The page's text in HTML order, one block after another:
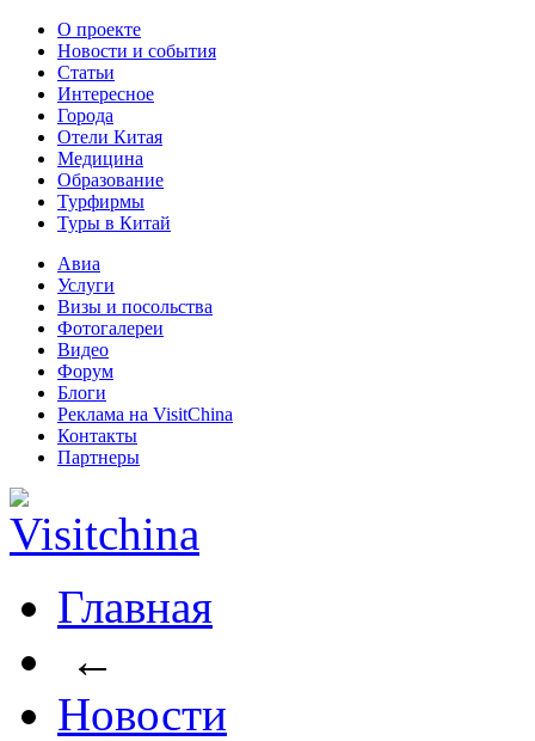
О проекте
Новости и события
Статьи
Интересное
Города
Отели Китая
Медицина
Образование
Турфирмы
Туры в Китай
Авиа
Услуги
Визы и посольства
Фотогалереи
Видео
Форум
Блоги
Реклама на VisitChina
Контакты
Партнеры
Главная
←
Новости